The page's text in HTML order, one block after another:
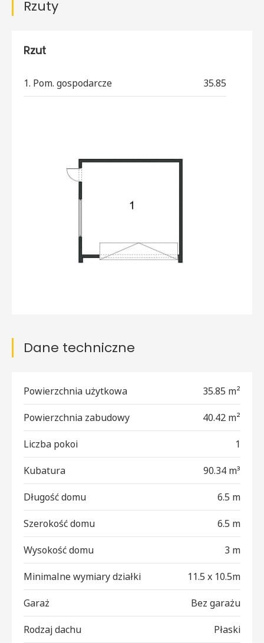
Rzuty
Rzut
1. Pom. gospodarcze 35.85
Dane techniczne
Powierzchnia użytkowa 35.85 m²
Powierzchnia zabudowy 40.42 m²
Liczba pokoi 1
Kubatura 90.34 m³
Długość domu 6.5 m
Szerokość domu 6.5 m
Wysokość domu 3 m
Minimalne wymiary działki 11.5 x 10.5m
Garaż Bez garażu
Rodzaj dachu Płaski